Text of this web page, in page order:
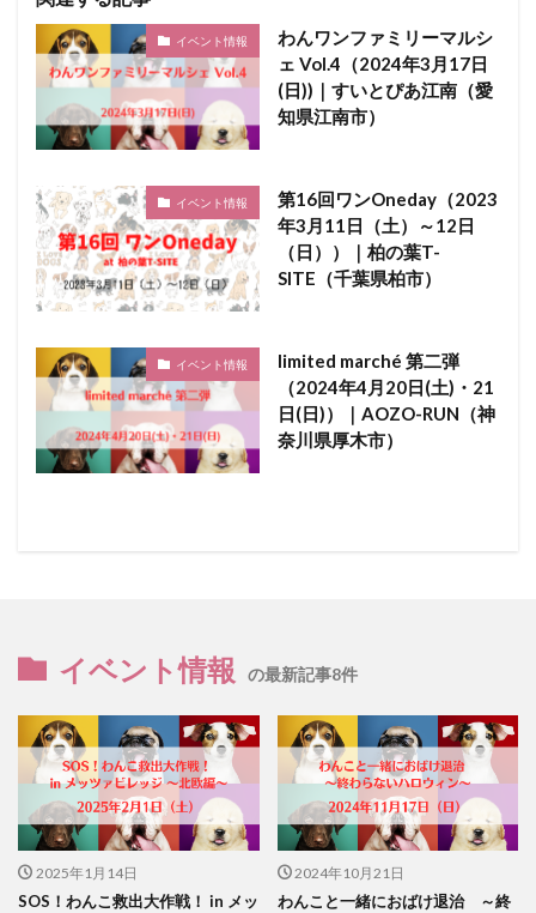
イベント情報
わんワンファミリーマルシ
ェ Vol.4（2024年3月17日
(日))｜すいとぴあ江南（愛
知県江南市）
イベント情報
第16回ワンOneday（2023
年3月11日（土）～12日
（日））｜柏の葉T-
SITE（千葉県柏市）
イベント情報
limited marché 第二弾
（2024年4月20日(土)・21
日(日)）｜AOZO-RUN（神
奈川県厚木市）
イベント情報 の最新記事8件
2025年1月14日
SOS！わんこ救出大作戦！ in メッ
2024年10月21日
わんこと一緒におばけ退治 ～終